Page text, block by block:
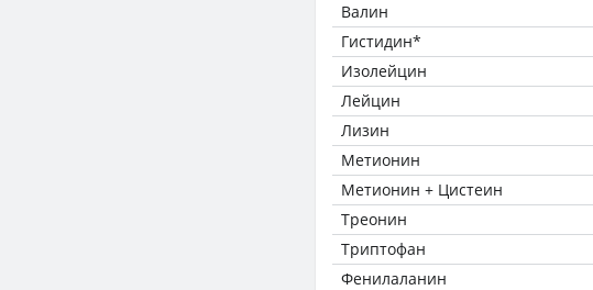
Валин
Гистидин*
Изолейцин
Лейцин
Лизин
Метионин
Метионин + Цистеин
Треонин
Триптофан
Фенилаланин